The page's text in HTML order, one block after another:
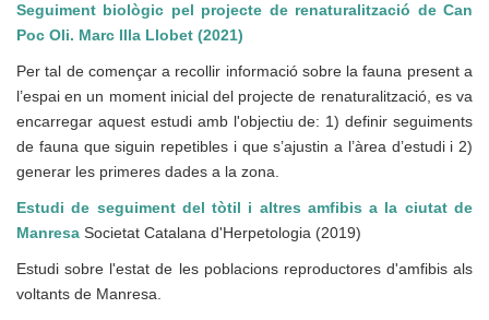
Seguiment biològic pel projecte de renaturalització de Can
Poc Oli. Marc Illa Llobet (2021)
Per tal de començar a recollir informació sobre la fauna present a
l’espai en un moment inicial del projecte de renaturalització, es va
encarregar aquest estudi amb l'objectiu de: 1) definir seguiments
de fauna que siguin repetibles i que s’ajustin a l’àrea d’estudi i 2)
generar les primeres dades a la zona.
Estudi de seguiment del tòtil i altres amfibis a la ciutat de
Manresa Societat Catalana d'Herpetologia (2019)
Estudi sobre l'estat de les poblacions reproductores d'amfibis als
voltants de Manresa.